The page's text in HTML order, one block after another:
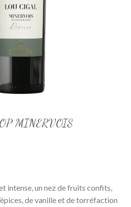
MINERVOIS
intense, un nez de fruits confits,
de vanille et de torréfaction